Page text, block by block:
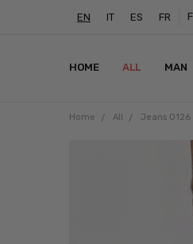
EN IT ES FR
HOME ALL MAN
Home All Jeans 0126